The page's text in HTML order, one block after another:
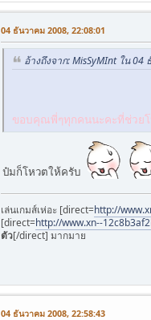
04 ธันวาคม 2008, 22:08:01
อ้างถึงจาก: MisSyMInt ใน
ขอบคุณพี่ๆทุกคนนะคะที่ช่วย
ป๋มก็โหวตให้ครับ
เล่นเกมส์เห่อะ [direct=http://
[direct=http://www.xn--
ตัว[/direct] มากมาย
04 ธันวาคม 2008, 22:58:43